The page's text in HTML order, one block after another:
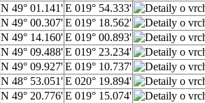
N 49° 01.141'E 019° 54.333'
N 49° 00.307'E 019° 18.562'
N 49° 14.160'E 019° 00.893'
N 49° 09.488'E 019° 23.234'
N 49° 09.927'E 019° 10.737'
N 48° 53.051'E 020° 19.894'
N 49° 20.776'E 019° 15.074'